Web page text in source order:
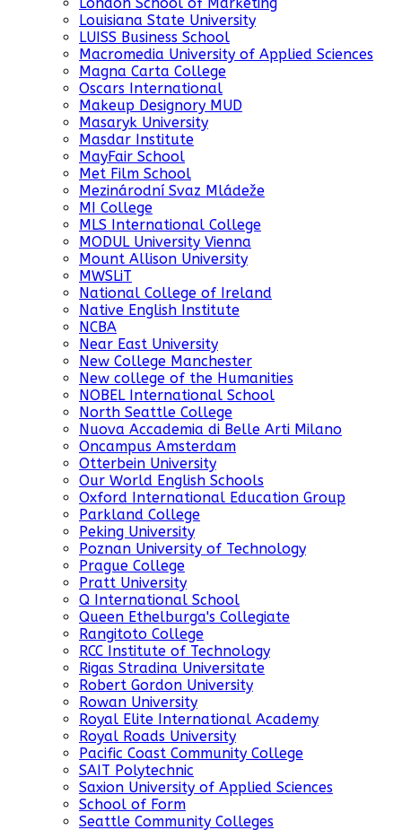
London School of Marketing
Louisiana State University
LUISS Business School
Macromedia University of Applied Sciences
Magna Carta College
Oscars International
Makeup Designory MUD
Masaryk University
Masdar Institute
MayFair School
Met Film School
Mezinárodní Svaz Mládeže
MI College
MLS International College
MODUL University Vienna
Mount Allison University
MWSLiT
National College of Ireland
Native English Institute
NCBA
Near East University
New College Manchester
New college of the Humanities
NOBEL International School
North Seattle College
Nuova Accademia di Belle Arti Milano
Oncampus Amsterdam
Otterbein University
Our World English Schools
Oxford International Education Group
Parkland College
Peking University
Poznan University of Technology
Prague College
Pratt University
Q International School
Queen Ethelburga's Collegiate
Rangitoto College
RCC Institute of Technology
Rigas Stradina Universitate
Robert Gordon University
Rowan University
Royal Elite International Academy
Royal Roads University
Pacific Coast Community College
SAIT Polytechnic
Saxion University of Applied Sciences
School of Form
Seattle Community Colleges